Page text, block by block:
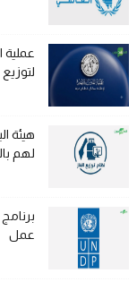
هيئة
لهم
عمل